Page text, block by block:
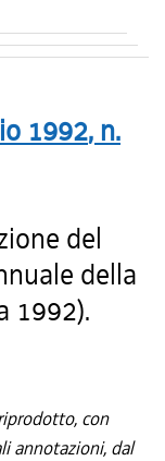
1992, n.
del
della
1992).
con
annotazioni, dal